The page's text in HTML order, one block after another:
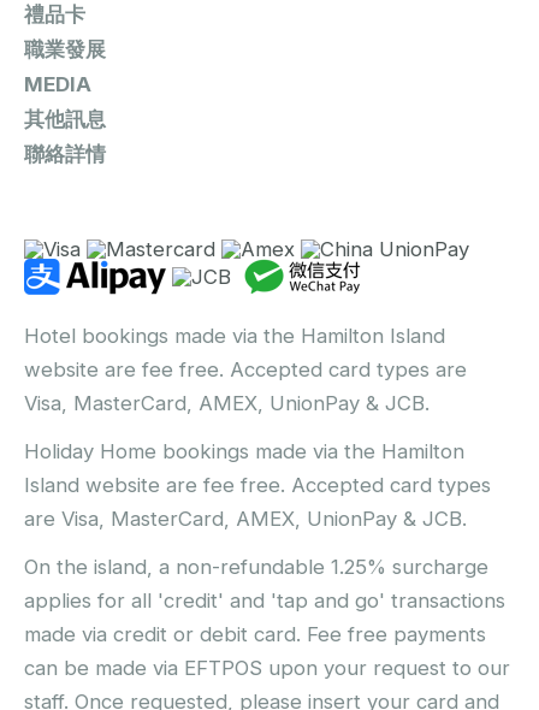
禮品卡
職業發展
MEDIA
其他訊息
聯絡詳情
Hotel bookings made via the Hamilton Island
website are fee free. Accepted card types are
Visa, MasterCard, AMEX, UnionPay & JCB.
Holiday Home bookings made via the Hamilton
Island website are fee free. Accepted card types
are Visa, MasterCard, AMEX, UnionPay & JCB.
On the island, a non-refundable 1.25% surcharge
applies for all 'credit' and 'tap and go' transactions
made via credit or debit card. Fee free payments
can be made via EFTPOS upon your request to our
staff. Once requested, please insert your card and